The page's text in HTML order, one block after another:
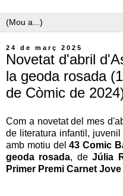
24 de març 2025
Novetat d'abril
la geoda rosada
de Còmic de
Com a novetat del mes
de literatura infantil,
amb motiu del43 Comic
geoda rosada, deJúlia
Primer Premi Carnet Jove